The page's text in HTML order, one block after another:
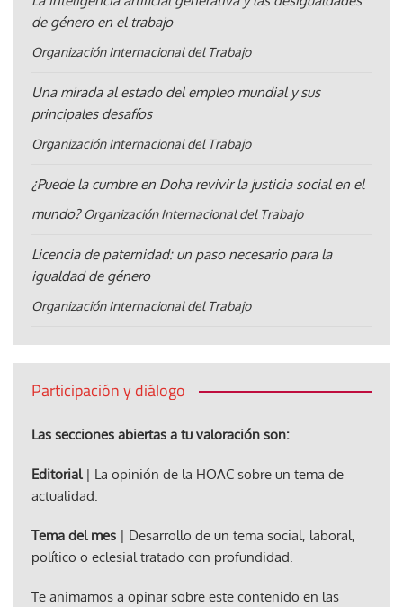
de género en el trabajo
Organización Internacional del Trabajo
Una mirada al estado del empleo mundial y sus
principales desafíos
Organización Internacional del Trabajo
¿Puede la cumbre en Doha revivir la justicia social en el
mundo? Organización Internacional del Trabajo
Licencia de paternidad: un paso necesario para la
igualdad de género
Organización Internacional del Trabajo
Participación y diálogo
Las secciones abiertas a tu valoración son:
Editorial| La opinión de la HOAC sobre un tema de
actualidad.
Tema del mes | Desarrollo de un tema social, laboral,
político o eclesial tratado con profundidad.
Te animamos a opinar sobre este contenido en las